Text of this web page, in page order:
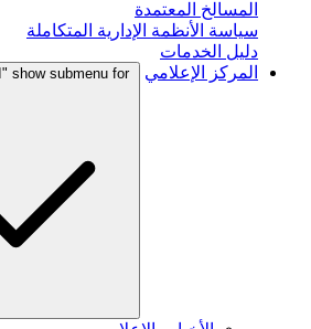
المسالخ المعتمدة
سياسة الأنظمة الإدارية المتكاملة
دليل الخدمات
المركز الإعلامي
show submenu for "المركز الإعلامي"